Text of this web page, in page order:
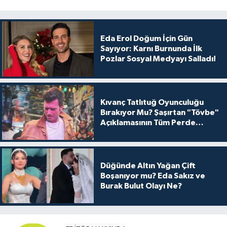
Eda Erol Doğum İçin Gün
Sayıyor: Karnı Burnunda İlk
Pozlar Sosyal Medyayı Salladı!
Kıvanç Tatlıtuğ Oyunculuğu
Bırakıyor Mu? Şaşırtan "Tövbe"
Açıklamasının Tüm Perde
Düğünde Altın Yağan Çift
Boşanıyor mu? Eda Sakız ve
Burak Bulut Olayı Ne?